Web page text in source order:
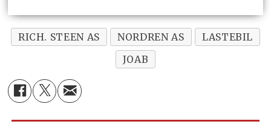
RICH. STEEN AS NORDREN AS
LASTEBIL
JOAB